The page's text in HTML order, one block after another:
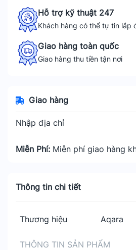
Hỗ trợ kỹ thuật 247
Khách hàng có thể tự tin lắp
Giao hàng toàn quốc
Giao hàng thu tiền tận nơi
Giao hàng
Nhập địa chỉ
Miễn Phí: Miễn phí giao hàng
Thông tin chi tiết
Thương hiệu Aqara
THÔNG TIN SẢN PHẨM